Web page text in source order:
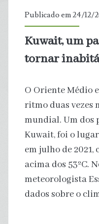
da
Publicado em 24/12/
Kuwait, um
tornar
O Oriente Médio
ritmo duas vezes
mundial. Um dos
Kuwait, foi o
em julho de
acima dos 53ºC.
meteorologista
dados sobre o